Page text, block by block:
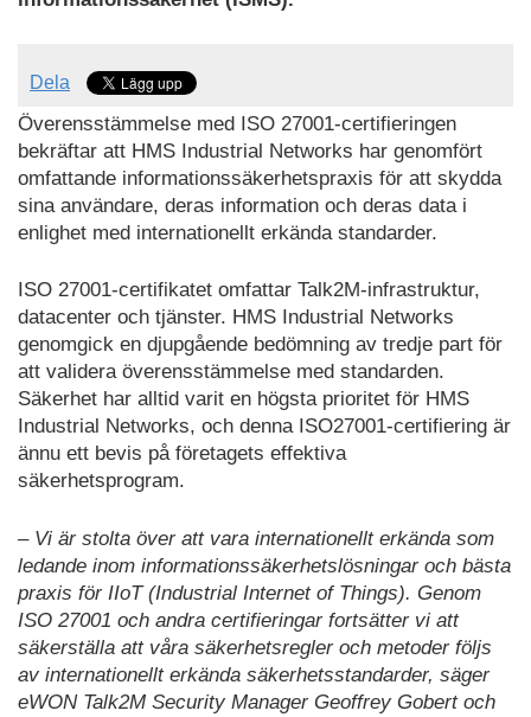
Dela
Överensstämmelse med ISO 27001-certifieringen
bekräftar att HMS Industrial Networks har genomfört
omfattande informationssäkerhetspraxis för att skydda
sina användare, deras information och deras data i
enlighet med internationellt erkända standarder.
ISO 27001-certifikatet omfattar Talk2M-infrastruktur,
datacenter och tjänster. HMS Industrial Networks
genomgick en djupgående bedömning av tredje part för
att validera överensstämmelse med standarden.
Säkerhet har alltid varit en högsta prioritet för HMS
Industrial Networks, och denna ISO27001-certifiering är
ännu ett bevis på företagets effektiva
säkerhetsprogram.
– Vi är stolta över att vara internationellt erkända som
ledande inom informationssäkerhetslösningar och bästa
praxis för IIoT (Industrial Internet of Things). Genom
ISO 27001 och andra certifieringar fortsätter vi att
säkerställa att våra säkerhetsregler och metoder följs
av internationellt erkända säkerhetsstandarder, säger
eWON Talk2M Security Manager Geoffrey Gobert och